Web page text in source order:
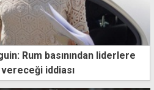
Rum basınından liderlere
iddiası